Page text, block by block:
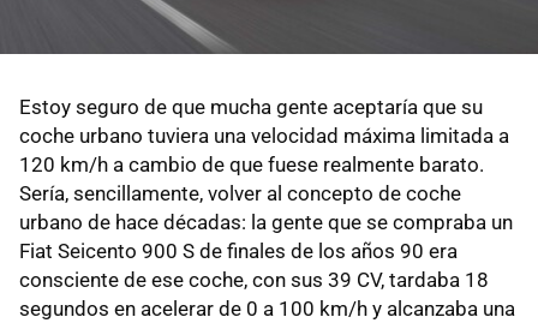
Estoy seguro de que mucha gente aceptaría que su
coche urbano tuviera una velocidad máxima limitada a
120 km/h a cambio de que fuese realmente barato.
Sería, sencillamente, volver al concepto de coche
urbano de hace décadas: la gente que se compraba un
Fiat Seicento 900 S de finales de los años 90 era
consciente de ese coche, con sus 39 CV, tardaba 18
segundos en acelerar de 0 a 100 km/h y alcanzaba una